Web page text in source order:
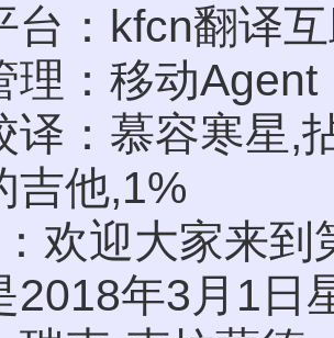
台：kfcn翻译
理：移动Agent
译：慕容寒星,
吉他,1%
欢迎大家来到
2018年3月1日